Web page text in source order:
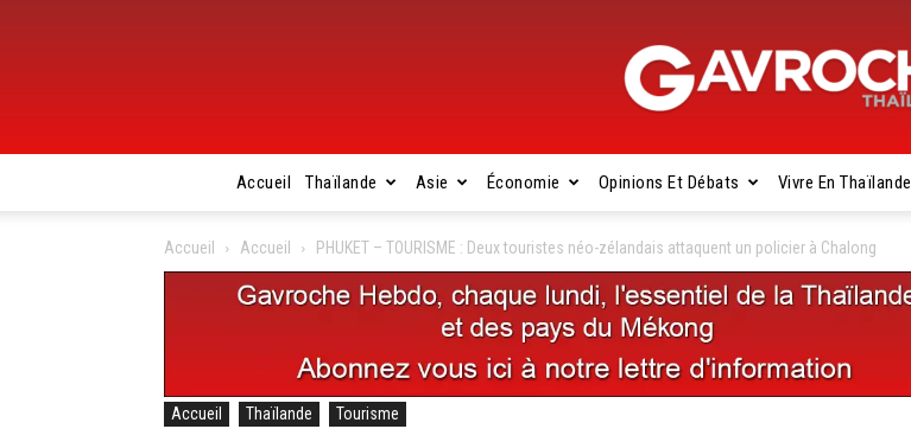
Gavroche
Accueil Thaïlande Asie Économie Opinions Et Débats Vivre En Thaïlande
Accueil Accueil PHUKET – TOURISME : Deux touristes néo-zélandais attaquent un policier à Chalong
Accueil Thaïlande Tourisme